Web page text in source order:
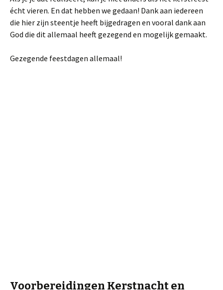
écht vieren. En dat hebben we gedaan! Dank aan iedereen
die hier zijn steentje heeft bijgedragen en vooral dank aan
God die dit allemaal heeft gezegend en mogelijk gemaakt.
Gezegende feestdagen allemaal!
Voorbereidingen Kerstnacht en